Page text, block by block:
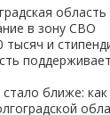
в зону СВО
тысяч и
ближе: